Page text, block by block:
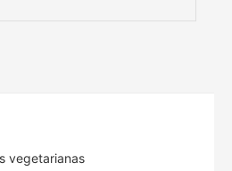
vegetarianas